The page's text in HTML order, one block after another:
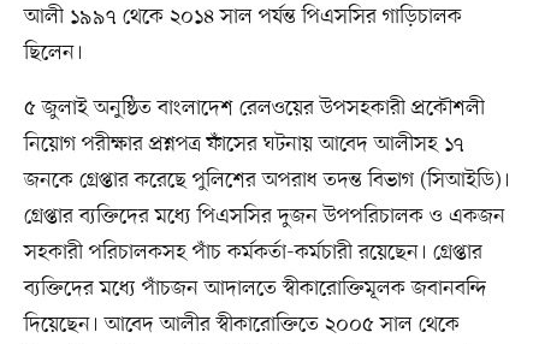
আলী ১৯৯৭ থেকে ২০১৪ সাল পর্যন্ত পিএসসির গাড়িচালক
ছিলেন।
৫ জুলাই অনুষ্ঠিত বাংলাদেশ রেলওয়ের উপসহকারী প্রকৌশলী
নিয়োগ পরীক্ষার প্রশ্নপত্র ফাঁসের ঘটনায় আবেদ আলীসহ ১৭
জনকে গ্রেপ্তার করেছে পুলিশের অপরাধ তদন্ত বিভাগ (সিআইডি)।
গ্রেপ্তার ব্যক্তিদের মধ্যে পিএসসির দুজন উপপরিচালক ও একজন
সহকারী পরিচালকসহ পাঁচ কর্মকর্তা-কর্মচারী রয়েছেন। গ্রেপ্তার
ব্যক্তিদের মধ্যে পাঁচজন আদালতে স্বীকারোক্তিমূলক জবানবন্দি
দিয়েছেন। আবেদ আলীর স্বীকারোক্তিতে ২০০৫ সাল থেকে